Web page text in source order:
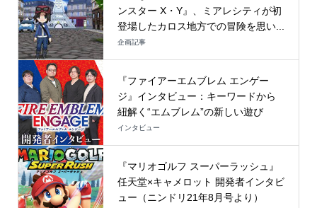
ンスター X・Y』、ミアレシティが初
登場したカロス地方での冒険を思い...
企画記事
『ファイアーエムブレム エンゲー
ジ』インタビュー：キーワードから
紐解く“エムブレム”の新しい遊び
インタビュー
『マリオゴルフ スーパーラッシュ』
任天堂×キャメロット 開発者インタビ
ュー（ニンドリ21年8月号より）